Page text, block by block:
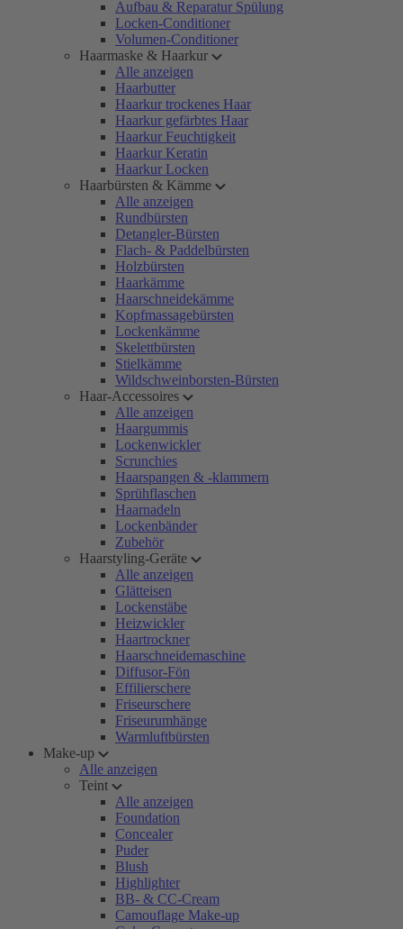
Aufbau & Reparatur Spülung
Locken-Conditioner
Volumen-Conditioner
Haarmaske & Haarkur
Alle anzeigen
Haarbutter
Haarkur trockenes Haar
Haarkur gefärbtes Haar
Haarkur Feuchtigkeit
Haarkur Keratin
Haarkur Locken
Haarbürsten & Kämme
Alle anzeigen
Rundbürsten
Detangler-Bürsten
Flach- & Paddelbürsten
Holzbürsten
Haarkämme
Haarschneidekämme
Kopfmassagebürsten
Lockenkämme
Skelettbürsten
Stielkämme
Wildschweinborsten-Bürsten
Haar-Accessoires
Alle anzeigen
Haargummis
Lockenwickler
Scrunchies
Haarspangen & -klammern
Sprühflaschen
Haarnadeln
Lockenbänder
Zubehör
Haarstyling-Geräte
Alle anzeigen
Glätteisen
Lockenstäbe
Heizwickler
Haartrockner
Haarschneidemaschine
Diffusor-Fön
Effilierschere
Friseurschere
Friseurumhänge
Warmluftbürsten
Make-up
Alle anzeigen
Teint
Alle anzeigen
Foundation
Concealer
Puder
Blush
Highlighter
BB- & CC-Cream
Camouflage Make-up